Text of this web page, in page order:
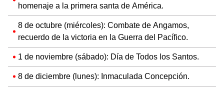
homenaje a la primera santa de América.
8 de octubre (miércoles): Combate de Angamos,
recuerdo de la victoria en la Guerra del Pacífico.
1 de noviembre (sábado): Día de Todos los Santos.
8 de diciembre (lunes): Inmaculada Concepción.